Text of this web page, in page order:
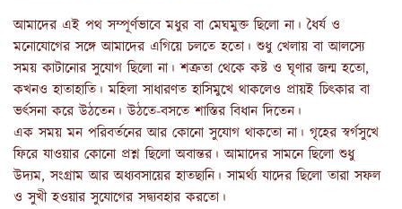
আমাদের এই পথ সম্পূর্ণভাবে মধুর বা মেঘমুক্ত ছিলো না। ধৈর্য ও
মনোযোগের সঙ্গে আমাদের এগিয়ে চলতে হতো। শুধু খেলায় বা আলস্যে
সময় কাটানোর সুযোগ ছিলো না। শত্রুতা থেকে কষ্ট ও ঘৃণার জন্ম হতো,
কখনও হাতাহাতি। মহিলা সাধারণত হাসিমুখে থাকলেও প্রায়ই চিৎকার বা
ভর্ৎসনা করে উঠতেন। উঠতে-বসতে শাস্তির বিধান দিতেন।
এক সময় মন পরিবর্তনের আর কোনো সুযোগ থাকতো না। গৃহের স্বর্গসুখে
ফিরে যাওয়ার কোনো প্রশ্ন ছিলো অবান্তর। আমাদের সামনে ছিলো শুধু
উদ্যম, সংগ্রাম আর অধ্যবসায়ের হাতছানি। সামর্থ্য যাদের ছিলো তারা সফল
ও সুখী হওয়ার সুযোগের সদ্ব্যবহার করতো।